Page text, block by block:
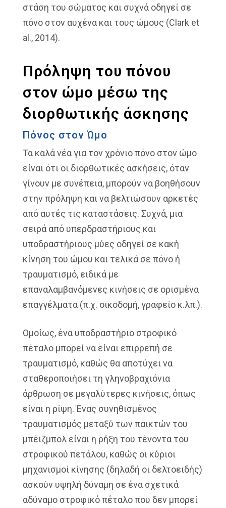
στάση του σώματος και συχνά οδηγεί σε
πόνο στον αυχένα και τους ώμους (Clark et
al., 2014).
Πρόληψη του πόνου
στον ώμο μέσω της
διορθωτικής άσκησης
Πόνος στον Ώμο
Τα καλά νέα για τον χρόνιο πόνο στον ώμο
είναι ότι οι διορθωτικές ασκήσεις, όταν
γίνουν με συνέπεια, μπορούν να βοηθήσουν
στην πρόληψη και να βελτιώσουν αρκετές
από αυτές τις καταστάσεις. Συχνά, μια
σειρά από υπερδραστήριους και
υποδραστήριους μύες οδηγεί σε κακή
κίνηση του ώμου και τελικά σε πόνο ή
τραυματισμό, ειδικά με
επαναλαμβανόμενες κινήσεις σε ορισμένα
επαγγέλματα (π.χ. οικοδομή, γραφείο κ.λπ.).
Ομοίως, ένα υποδραστήριο στροφικό
πέταλο μπορεί να είναι επιρρεπή σε
τραυματισμό, καθώς θα αποτύχει να
σταθεροποιήσει τη γληνοβραχιόνια
άρθρωση σε μεγαλύτερες κινήσεις, όπως
είναι η ρίψη. Ένας συνηθισμένος
τραυματισμός μεταξύ των παικτών του
μπέιζμπολ είναι η ρήξη του τένοντα του
στροφικού πετάλου, καθώς οι κύριοι
μηχανισμοί κίνησης (δηλαδή οι δελτοειδής)
ασκούν υψηλή δύναμη σε ένα σχετικά
αδύναμο στροφικό πέταλο που δεν μπορεί